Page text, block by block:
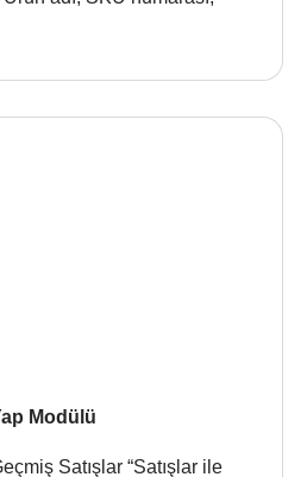
Modülü
Satışlar “Satışlar ile